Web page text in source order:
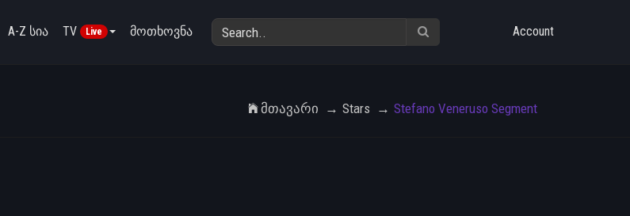
A-Z სია TV Live მოთხოვნა Account
Მთავარი Stars Stefano Veneruso Segment